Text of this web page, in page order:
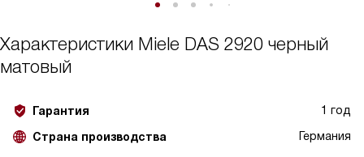
Характеристики Miele DAS 2920 черный
матовый
Гарантия 1 год
Страна производства Германия